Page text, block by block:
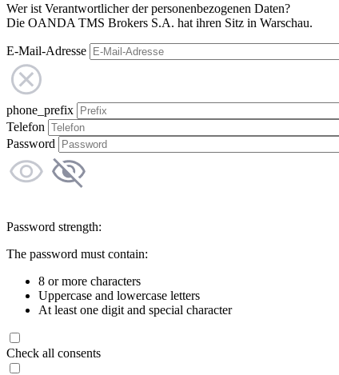
Wer ist Verantwortlicher der personenbezogenen Daten?
Die OANDA TMS Brokers S.A. hat ihren Sitz in Warschau.
E-Mail-Adresse
phone_prefix
Telefon
Password
Password strength:
The password must contain:
8 or more characters
Uppercase and lowercase letters
At least one digit and special character
Check all consents